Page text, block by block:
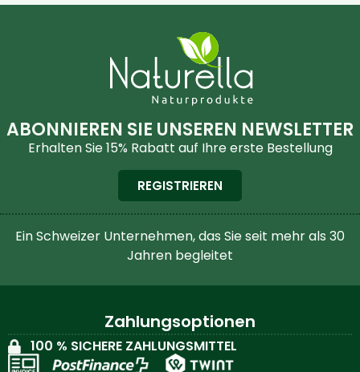
ABONNIEREN SIE UNSEREN NEWSLETTER
Erhalten Sie 15% Rabatt auf Ihre erste Bestellung
REGISTRIEREN
Ein Schweizer Unternehmen, das Sie seit mehr als 30
Jahren begleitet
Zahlungsoptionen
100 % SICHERE ZAHLUNGSMITTEL